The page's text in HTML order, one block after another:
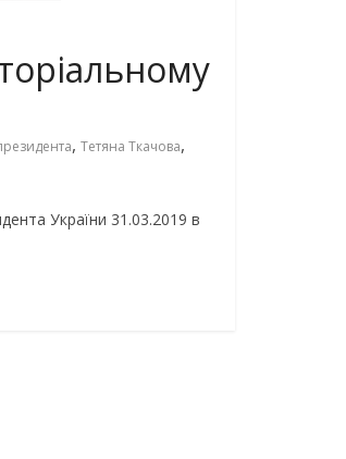
, Тетяна Ткачова,
України 31.03.2019 в